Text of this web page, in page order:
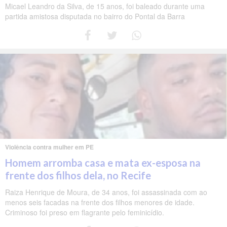
Micael Leandro da Silva, de 15 anos, foi baleado durante uma
partida amistosa disputada no bairro do Pontal da Barra
Violência contra mulher em PE
Homem arromba casa e mata ex-esposa na
frente dos filhos dela, no Recife
Raiza Henrique de Moura, de 34 anos, foi assassinada com ao
menos seis facadas na frente dos filhos menores de idade.
Criminoso foi preso em flagrante pelo feminicídio.